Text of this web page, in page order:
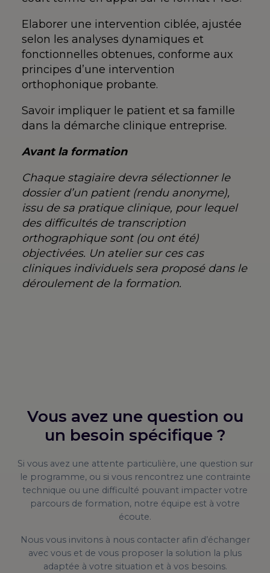
Elaborer une intervention ciblée, ajustée
selon les analyses dynamiques et
fonctionnelles obtenues, conforme aux
principes d’une intervention
orthophonique probante.
Savoir impliquer le patient et sa famille
dans la démarche clinique entreprise.
Avant la formation
Chaque stagiaire devra sélectionner le
dossier d’un patient (rendu anonyme),
issu de sa pratique clinique, pour lequel
des difficultés de transcription
orthographique sont (ou ont été)
objectivées. Un atelier sur ces cas
cliniques individuels sera proposé dans le
déroulement de la formation.
Vous avez une question ou
un besoin spécifique ?
Si vous avez une attente particulière, une question sur
le programme, ou si vous rencontrez une contrainte
technique ou une difficulté pouvant impacter votre
parcours de formation, notre équipe est à votre
écoute.
Nous vous invitons à nous contacter afin d’échanger
avec vous et de vous proposer la solution la plus
adaptée à votre situation et à vos besoins.